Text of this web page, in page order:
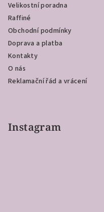
Velikostní poradna
Raffiné
Obchodní podmínky
Doprava a platba
Kontakty
O nás
Reklamační řád a vrácení
Instagram